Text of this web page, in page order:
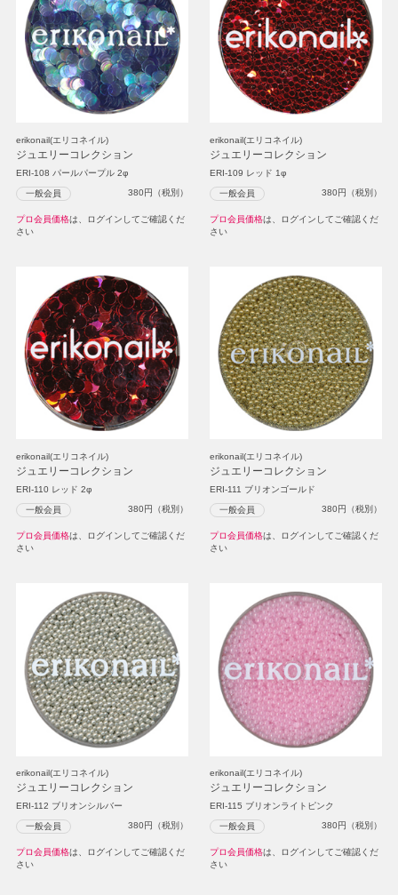
erikonail(エリコネイル)
ジュエリーコレクション
ERI-108 パールパープル 2φ
一般会員 380円（税別）
プロ会員価格は、ログインしてご確認くだ
さい
erikonail(エリコネイル)
ジュエリーコレクション
ERI-109 レッド 1φ
一般会員 380円（税別）
プロ会員価格は、ログインしてご確認くだ
さい
erikonail(エリコネイル)
ジュエリーコレクション
ERI-110 レッド 2φ
一般会員 380円（税別）
プロ会員価格は、ログインしてご確認くだ
さい
erikonail(エリコネイル)
ジュエリーコレクション
ERI-111 ブリオンゴールド
一般会員 380円（税別）
プロ会員価格は、ログインしてご確認くだ
さい
erikonail(エリコネイル)
ジュエリーコレクション
ERI-112 ブリオンシルバー
一般会員 380円（税別）
プロ会員価格は、ログインしてご確認くだ
さい
erikonail(エリコネイル)
ジュエリーコレクション
ERI-115 ブリオンライトピンク
一般会員 380円（税別）
プロ会員価格は、ログインしてご確認くだ
さい